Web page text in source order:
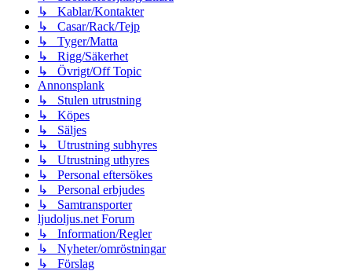
↳ Kablar/Kontakter
↳ Casar/Rack/Tejp
↳ Tyger/Matta
↳ Rigg/Säkerhet
↳ Övrigt/Off Topic
Annonsplank
↳ Stulen utrustning
↳ Köpes
↳ Säljes
↳ Utrustning subhyres
↳ Utrustning uthyres
↳ Personal eftersökes
↳ Personal erbjudes
↳ Samtransporter
ljudoljus.net Forum
↳ Information/Regler
↳ Nyheter/omröstningar
↳ Förslag